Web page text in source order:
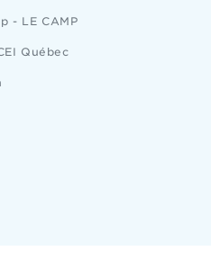
- LE CAMP
Québec